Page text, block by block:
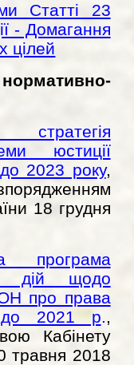
Статті 23
- Домагання
цілей
юстиції
2023 року,
18 грудня
програма
дій щодо
про права
до 2021 р.,
Кабінету
травня 2018